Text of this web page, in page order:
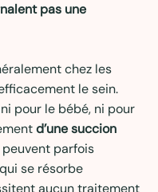
pas une
chez les
le sein.
pour le bébé, ni pour
d’une succion
peuvent parfois
se résorbe